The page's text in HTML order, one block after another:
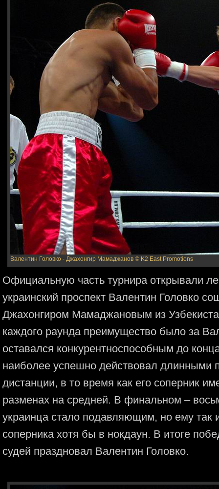
Валентин Головко - Джахонгир Мамаджанов © K2 East Promotions
Официальную часть турнира открывали
украинский проспект Валентин Головко
Джахонгиром Мамаджановым из
каждого раунда преимущество было за
оставался конкурентноспособным до
наиболее успешно действовал длинными
дистанции, в то время как его соперник
разменах на средней. В финальном –
украинца стало подавляющим, но ему так
соперника хотя бы в нокдаун. В итоге
судей праздновал Валентин Головко.